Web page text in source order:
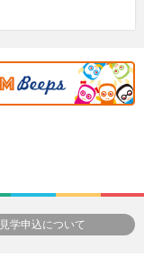
見学申込について